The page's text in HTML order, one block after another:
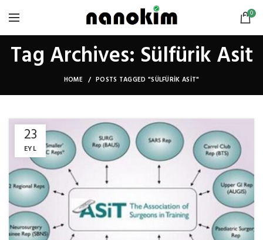
0
Tag Archives: Sülfürik Asit
HOME POSTS TAGGED "SÜLFÜRIK ASIT"
23
EYL